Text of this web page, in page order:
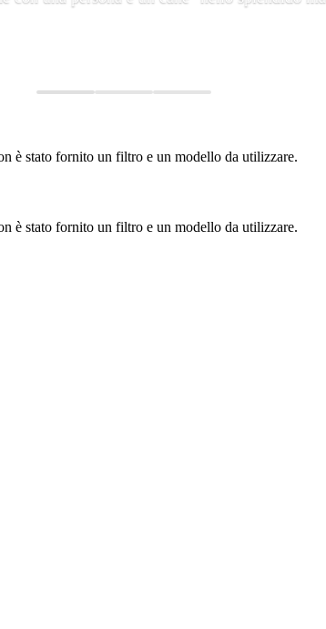
è stato fornito un filtro e un modello da utilizzare.
è stato fornito un filtro e un modello da utilizzare.